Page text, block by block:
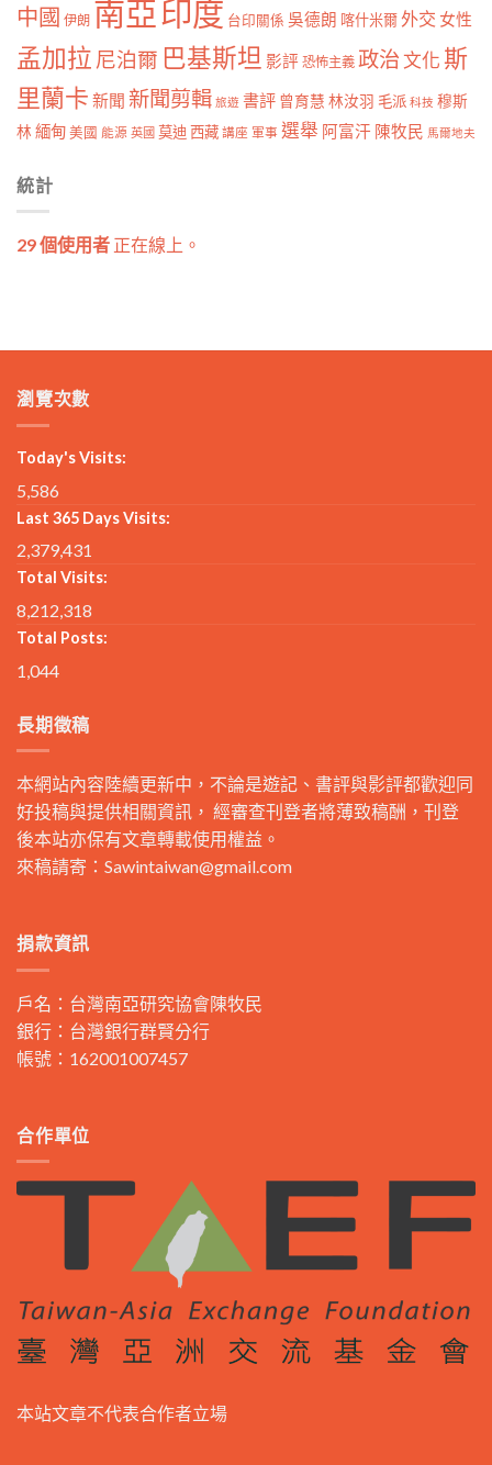
中國 伊朗 南亞印度 台印關係 吳德朗 喀什米爾外交 女性
孟加拉 尼泊爾 巴基斯坦 影評 恐怖主義 政治文化斯
里蘭卡 新聞 新聞剪輯 旅遊 書評 曾育慧 林汝羽 毛派 科技 穆斯
林 緬甸 美國 能源 英國 莫迪 西藏 講座 軍事 選舉 阿富汗 陳牧民 馬爾地夫
統計
29 個使用者 正在線上。
瀏覽次數
Today's Visits:
5,586
Last 365 Days Visits:
2,379,431
Total Visits:
8,212,318
Total Posts:
1,044
長期徵稿
本網站內容陸續更新中，不論是遊記、書評與影評都歡迎同
好投稿與提供相關資訊， 經審查刊登者將薄致稿酬，刊登
後本站亦保有文章轉載使用權益。
來稿請寄： Sawintaiwan@gmail.com
捐款資訊
戶名：台灣南亞研究協會陳牧民
銀行：台灣銀行群賢分行
帳號：162001007457
合作單位
本站文章不代表合作者立場